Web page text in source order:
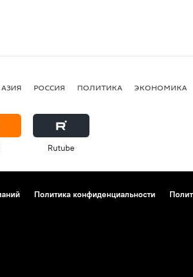
РОССИЯ ПОЛИТИКА ЭКОНОМИКА
Rutube
Политика конфиденциальности